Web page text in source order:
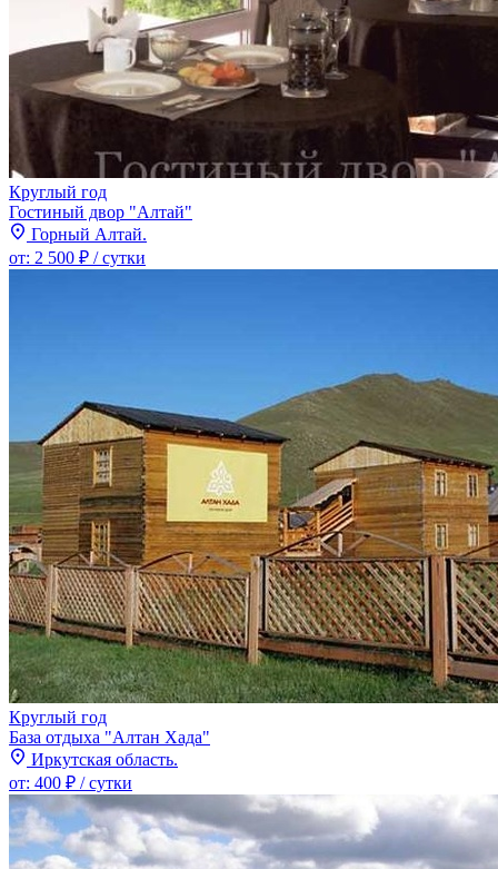
Круглый год
Гостиный двор "Алтай"
Горный Алтай.
от: 2 500 ₽ / сутки
Круглый год
База отдыха "Алтан Хада"
Иркутская область.
от: 400 ₽ / сутки